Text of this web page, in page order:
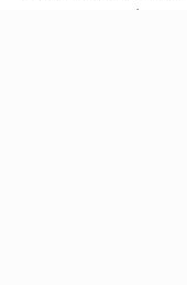
estar seguro de